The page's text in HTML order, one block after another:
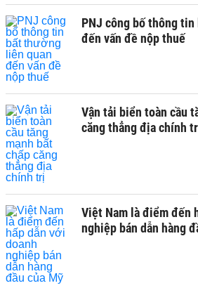
PNJ công bố thông
đến vấn đề nộp thuế
Vận tải biển toàn cầu
căng thẳng địa chính
Việt Nam là điểm đến
nghiệp bán dẫn hàng